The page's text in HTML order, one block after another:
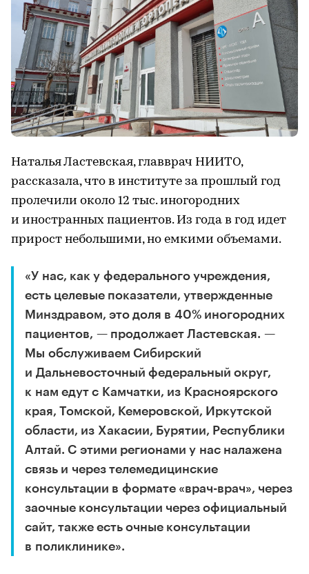
Наталья Ластевская, главврач НИИТО,
рассказала, что в институте за прошлый год
пролечили около 12 тыс. иногородних
и иностранных пациентов. Из года в год идет
прирост небольшими, но емкими объемами.
«У нас, как у федерального учреждения,
есть целевые показатели, утвержденные
Минздравом, это доля в 40% иногородних
пациентов, — продолжает Ластевская. —
Мы обслуживаем Сибирский
и Дальневосточный федеральный округ,
к нам едут с Камчатки, из Красноярского
края, Томской, Кемеровской, Иркутской
области, из Хакасии, Бурятии, Республики
Алтай. С этими регионами у нас налажена
связь и через телемедицинские
консультации в формате «врач-врач», через
заочные консультации через официальный
сайт, также есть очные консультации
в поликлинике».